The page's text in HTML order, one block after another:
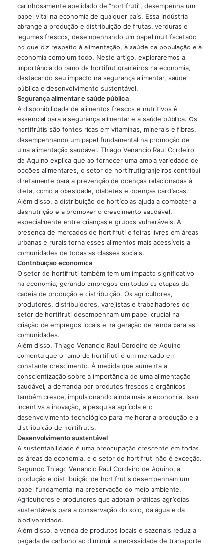
carinhosamente apelidado de “hortifruti”, desempenha um
papel vital na economia de qualquer país. Essa indústria
abrange a produção e distribuição de frutas, verduras e
legumes frescos, desempenhando um papel multifacetado
no que diz respeito à alimentação, à saúde da população e à
economia como um todo. Neste artigo, exploraremos a
importância do ramo de hortifrutigranjeiros na economia,
destacando seu impacto na segurança alimentar, saúde
pública e desenvolvimento sustentável.
Segurança alimentar e saúde pública
A disponibilidade de alimentos frescos e nutritivos é
essencial para a segurança alimentar e a saúde pública. Os
hortifrútis são fontes ricas em vitaminas, minerais e fibras,
desempenhando um papel fundamental na promoção de
uma alimentação saudável. Thiago Venancio Raul Cordeiro
de Aquino explica que ao fornecer uma ampla variedade de
opções alimentares, o setor de hortifrutigranjeiros contribui
diretamente para a prevenção de doenças relacionadas à
dieta, como a obesidade, diabetes e doenças cardíacas.
Além disso, a distribuição de hortícolas ajuda a combater a
desnutrição e a promover o crescimento saudável,
especialmente entre crianças e grupos vulneráveis. A
presença de mercados de hortifruti e feiras livres em áreas
urbanas e rurais torna esses alimentos mais acessíveis a
comunidades de todas as classes sociais.
Contribuição econômica
O setor de hortifruti também tem um impacto significativo
na economia, gerando empregos em todas as etapas da
cadeia de produção e distribuição. Os agricultores,
produtores, distribuidores, varejistas e trabalhadores do
setor de hortifruti desempenham um papel crucial na
criação de empregos locais e na geração de renda para as
comunidades.
Além disso, Thiago Venancio Raul Cordeiro de Aquino
comenta que o ramo de hortifruti é um mercado em
constante crescimento. À medida que aumenta a
conscientização sobre a importância de uma alimentação
saudável, a demanda por produtos frescos e orgânicos
também cresce, impulsionando ainda mais a economia. Isso
incentiva a inovação, a pesquisa agrícola e o
desenvolvimento tecnológico para melhorar a produção e a
distribuição de hortifrutis.
Desenvolvimento sustentável
A sustentabilidade é uma preocupação crescente em todas
as áreas da economia, e o setor de hortifruti não é exceção.
Segundo Thiago Venancio Raul Cordeiro de Aquino, a
produção e distribuição de hortifrutis desempenham um
papel fundamental na preservação do meio ambiente.
Agricultores e produtores que adotam práticas agrícolas
sustentáveis ​​para a conservação do solo, da água e da
biodiversidade.
Além disso, a venda de produtos locais e sazonais reduz a
pegada de carbono ao diminuir a necessidade de transporte